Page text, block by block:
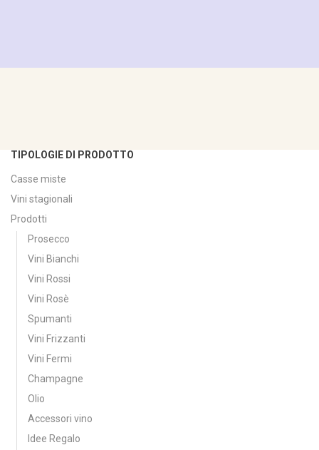
TIPOLOGIE DI PRODOTTO
Casse miste
Vini stagionali
Prodotti
Prosecco
Vini Bianchi
Vini Rossi
Vini Rosè
Spumanti
Vini Frizzanti
Vini Fermi
Champagne
Olio
Accessori vino
Idee Regalo